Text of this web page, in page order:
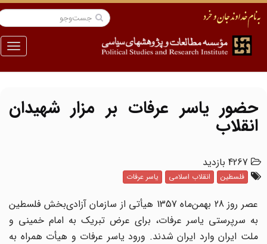
منو
حضور یاسر عرفات بر مزار شهیدان
انقلاب
4267 بازدید
فلسطین انقلاب اسلامی یاسر عرفات
عصر روز 28 بهمن‌ماه 1357 هیأتی از سازمان آزادی‌بخش فلسطین
به سرپرستى یاسر عرفات، براى عرض تبریک به امام خمینى و
ملت ایران وارد ایران شدند. ورود یاسر عرفات و هیأت همراه به